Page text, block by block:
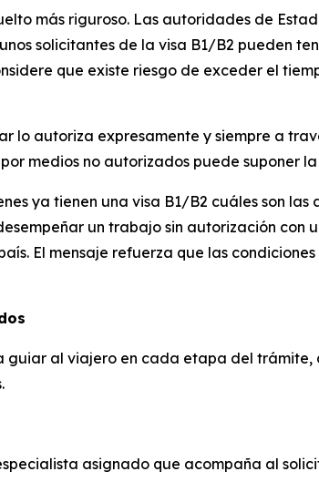
más riguroso. Las autoridades de
solicitantes de la visa B1/B2 pueden
que existe riesgo de exceder el
lo autoriza expresamente y siempre a
medios no autorizados puede suponer
ya tienen una visa B1/B2 cuáles son
un trabajo sin autorización con
El mensaje refuerza que las
guiar al viajero en cada etapa del
asignado que acompaña al